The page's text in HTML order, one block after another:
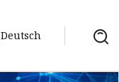
Deutsch